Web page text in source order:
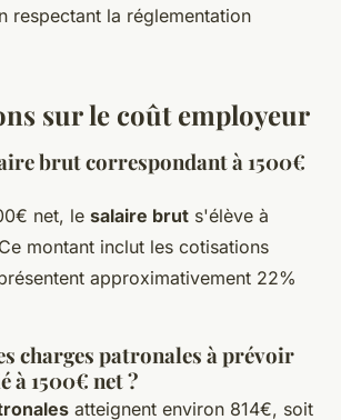
respectant la réglementation
sur le coût employeur
brut correspondant à 1500€
net, le salaire brut s'élève à
montant inclut les cotisations
approximativement 22%
charges patronales à prévoir
à 1500€ net ?
atteignent environ 814€, soit